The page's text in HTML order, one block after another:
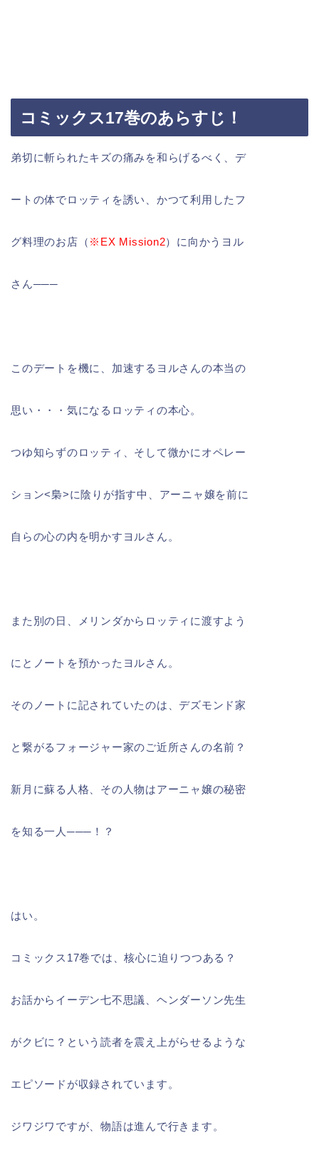
コミックス17巻のあらすじ！
弟切に斬られたキズの痛みを和らげるべく、デ
ートの体でロッティを誘い、かつて利用したフ
グ料理のお店（ ※EX Mission2）に向かうヨル
さん───
このデートを機に、加速するヨルさんの本当の
思い・・・気になるロッティの本心。
つゆ知らずのロッティ、そして微かにオペレー
ション<梟>に陰りが指す中、アーニャ嬢を前に
自らの心の内を明かすヨルさん。
また別の日、メリンダからロッティに渡すよう
にとノートを預かったヨルさん。
そのノートに記されていたのは、デズモンド家
と繋がるフォージャー家のご近所さんの名前？
新月に蘇る人格、その人物はアーニャ嬢の秘密
を知る一人───！？
はい。
コミックス17巻では、核心に迫りつつある？
お話からイーデン七不思議、ヘンダーソン先生
がクビに？という読者を震え上がらせるような
エピソードが収録されています。
ジワジワですが、物語は進んで行きます。